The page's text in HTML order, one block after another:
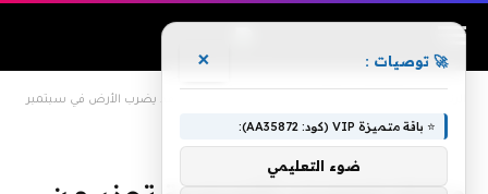
وكالة الفضاء الأوروبية تحذر من كويكب ضخم قد يضرب الأرض في سبتمبر
🚀 توصيات : ×
⭐ باقة متميزة VIP (كود: AA35872):
ضوء التعليمي